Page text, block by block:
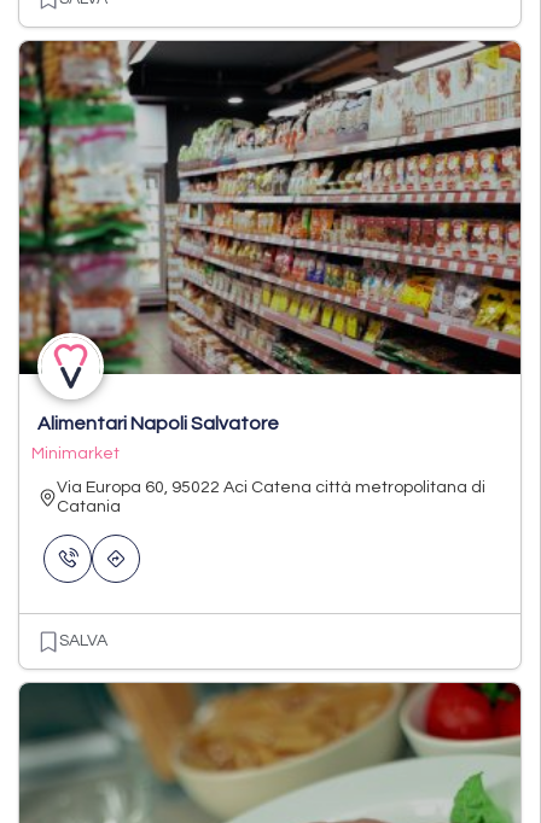
Alimentari Napoli Salvatore
Minimarket
Via Europa 60, 95022 Aci Catena città metropolitana di
Catania
SALVA